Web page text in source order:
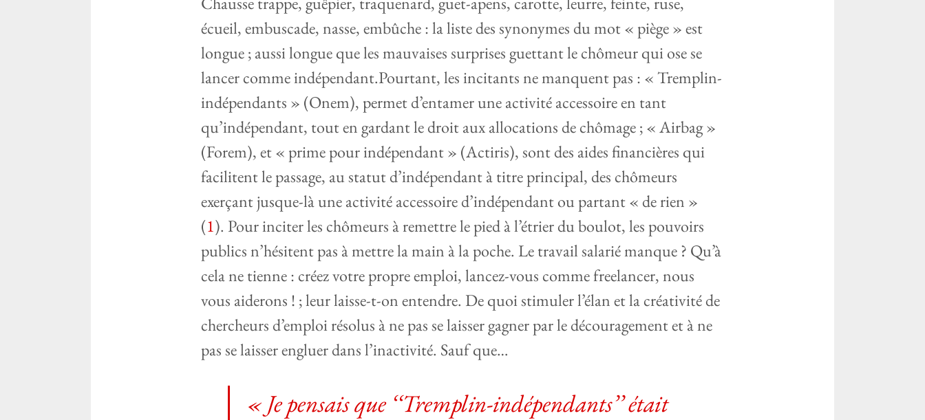
écueil, embuscade, nasse, embûche : la liste des synonymes du mot « piège » est
longue ; aussi longue que les mauvaises surprises guettant le chômeur qui ose se
lancer comme indépendant.Pourtant, les incitants ne manquent pas : « Tremplin-
indépendants » (Onem), permet d’entamer une activité accessoire en tant
qu’indépendant, tout en gardant le droit aux allocations de chômage ;« Airbag »
(Forem), et « prime pour indépendant » (Actiris), sont des aides financières qui
facilitent le passage, au statut d’indépendant à titre principal, des chômeurs
exerçant jusque-là une activité accessoire d’indépendant ou partant « de rien »
(1). Pour inciter les chômeurs à remettre le pied à l’étrier du boulot, les pouvoirs
publics n’hésitent pas à mettre la main à la poche. Le travail salarié manque ? Qu’à
cela ne tienne : créez votre propre emploi, lancez-vous comme freelancer, nous
vous aiderons ! ; leur laisse-t-on entendre. De quoi stimuler l’élan et la créativité de
chercheurs d’emploi résolus à ne pas se laisser gagner par le découragement et à ne
pas se laisser engluer dans l’inactivité. Sauf que…
« Je pensais que ‘‘Tremplin-indépendants’’ était